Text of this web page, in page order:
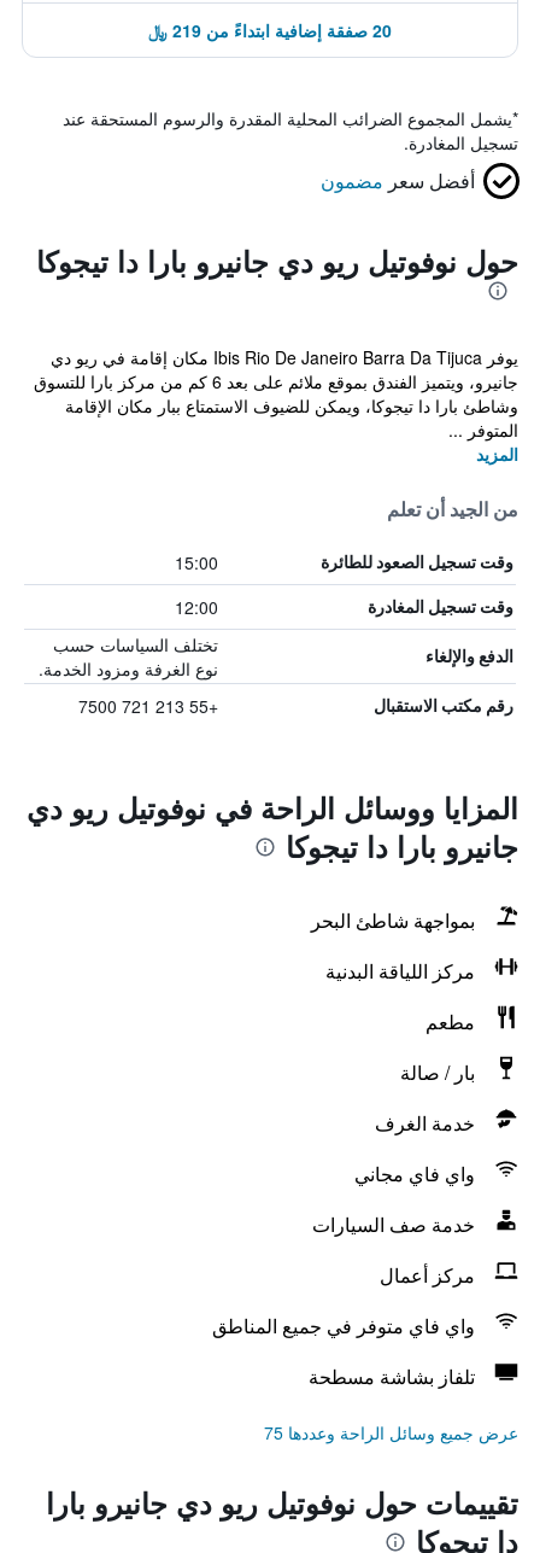
20 صفقة إضافية ابتداءً من 219 ﷼
*يشمل المجموع الضرائب المحلية المقدرة والرسوم المستحقة عند
تسجيل المغادرة.
أفضل سعر مضمون
حول نوفوتيل ريو دي جانيرو بارا دا تيجوكا
يوفر Ibis Rio De Janeiro Barra Da Tijuca مكان إقامة في ريو دي
جانيرو، ويتميز الفندق بموقع ملائم على بعد 6 كم من مركز بارا للتسوق
وشاطئ بارا دا تيجوكا، ويمكن للضيوف الاستمتاع ببار مكان الإقامة
المتوفر ...
المزيد
من الجيد أن تعلم
وقت تسجيل الصعود للطائرة 15:00
وقت تسجيل المغادرة 12:00
الدفع والإلغاء
تختلف السياسات حسب
نوع الغرفة ومزود الخدمة.
رقم مكتب الاستقبال +55 213 721 7500
المزايا ووسائل الراحة في نوفوتيل ريو دي
جانيرو بارا دا تيجوكا
بمواجهة شاطئ البحر
مركز اللياقة البدنية
مطعم
بار / صالة
خدمة الغرف
واي فاي مجاني
خدمة صف السيارات
مركز أعمال
واي فاي متوفر في جميع المناطق
تلفاز بشاشة مسطحة
عرض جميع وسائل الراحة وعددها 75
تقييمات حول نوفوتيل ريو دي جانيرو بارا
دا تيجوكا